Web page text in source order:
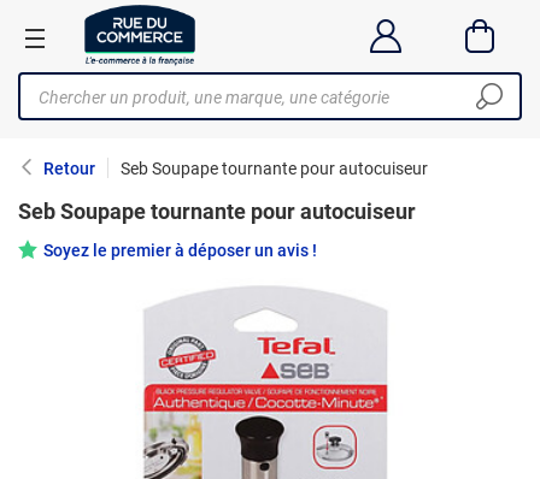
Retour Seb Soupape tournante pour autocuiseur
Seb Soupape tournante pour autocuiseur
Soyez le premier à déposer un avis !